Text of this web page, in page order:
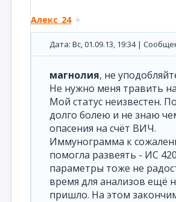
Алекс_24
Дата: Вс, 01.09.13, 19:34 |
магнолия, не
Не нужно меня травить
Мой статус неизвестен.
долго болею и не знаю
опасения на счёт ВИЧ.
Иммунограмма к
помогла развеять - ИС
параметры тоже не
время для анализов ещё
пришло. На этом